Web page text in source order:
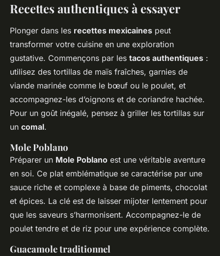
Recettes authentiques à essayer
Plonger dans les recettes mexicaines peut
transformer votre cuisine en une exploration
gustative. Commençons par les tacos authentiques :
utilisez des tortillas de maïs fraîches, garnies de
viande marinée comme le bœuf ou le poulet, et
accompagnez-les d’oignons et de coriandre hachée.
Pour un goût inégalé, pensez à griller les tortillas sur
un comal.
Mole Poblano
Préparer un Mole Poblano est une véritable aventure
en soi. Ce plat emblématique se caractérise par une
sauce riche et complexe à base de piments, chocolat
et épices. La clé est de laisser mijoter lentement pour
que les saveurs s’harmonisent. Accompagnez-le de
poulet tendre et de riz pour une expérience complète.
Guacamole traditionnel